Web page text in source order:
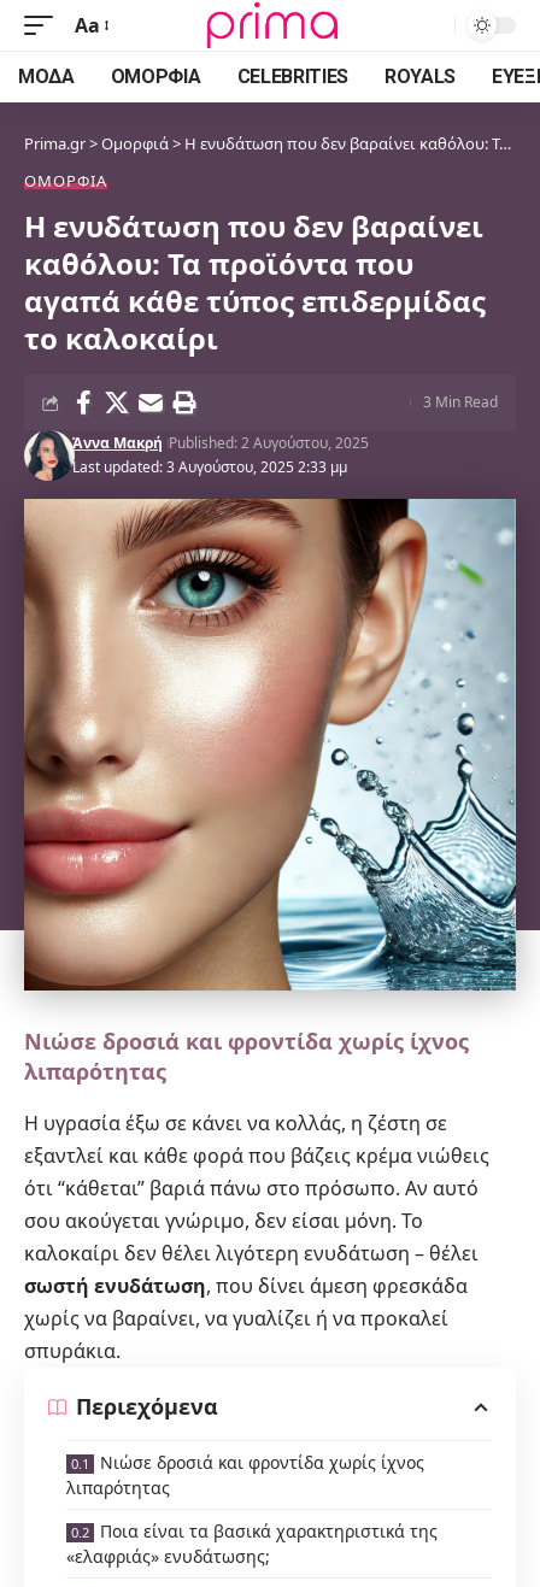
Font
Resizer
Aa
ΜΌΔΑ ΟΜΟΡΦΙΆ CELEBRITIES ROYALS
Prima.gr>Ομορφιά> Η ενυδάτωση που δεν βαραίνει καθόλου: Τα προϊόντα που αγαπά κάθε τύπος επιδερμίδας το καλοκαίρι
ΟΜΟΡΦΙΆ
Η ενυδάτωση που δεν βαραίνει
καθόλου: Τα προϊόντα που
αγαπά κάθε τύπος επιδερμίδας
το καλοκαίρι
Last updated: 3 Αυγούστου, 2025 2:33 μμ
Άννα Μακρή Published: 2 Αυγούστου, 2025
3 Min Read
Νιώσε δροσιά και φροντίδα χωρίς ίχνος
λιπαρότητας
Η υγρασία έξω σε κάνει να κολλάς, η ζέστη σε
εξαντλεί και κάθε φορά που βάζεις κρέμα νιώθεις
ότι “κάθεται” βαριά πάνω στο πρόσωπο. Αν αυτό
σου ακούγεται γνώριμο, δεν είσαι μόνη. Το
καλοκαίρι δεν θέλει λιγότερη ενυδάτωση – θέλει
σωστή ενυδάτωση, που δίνει άμεση φρεσκάδα
χωρίς να βαραίνει, να γυαλίζει ή να προκαλεί
σπυράκια.
Περιεχόμενα
Νιώσε δροσιά και φροντίδα χωρίς ίχνος
λιπαρότητας
Ποια είναι τα βασικά χαρακτηριστικά της
«ελαφριάς» ενυδάτωσης;